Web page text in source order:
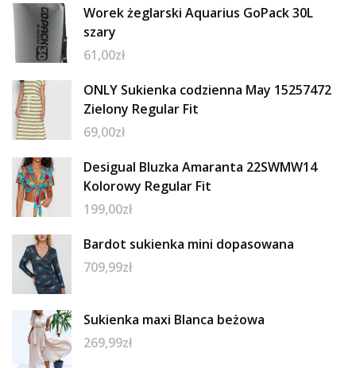
Worek żeglarski Aquarius GoPack 30L
szary
61,00zł
ONLY Sukienka codzienna May 15257472
Zielony Regular Fit
69,00zł
Desigual Bluzka Amaranta 22SWMW14
Kolorowy Regular Fit
199,00zł
Bardot sukienka mini dopasowana
709,99zł
Sukienka maxi Blanca beżowa
269,99zł